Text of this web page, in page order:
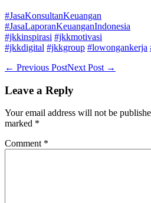
#JasaKonsultanKeuangan
#JasaLaporanKeuanganIndonesia
#jkkinspirasi #jkkmotivasi
#jkkdigital #jkkgroup #lowongankerja
Post
← Previous PostNext Post →
Leave a Reply
Your email address will not be
marked *
Comment *